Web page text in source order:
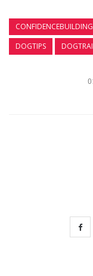
CONFIDENCEBUILDING
DOGTIPS